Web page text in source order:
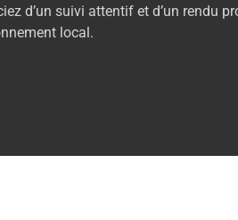
d’un suivi attentif et d’un rendu
local.